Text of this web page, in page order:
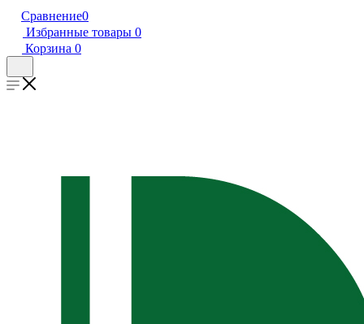
Сравнение0
Избранные товары 0
Корзина 0